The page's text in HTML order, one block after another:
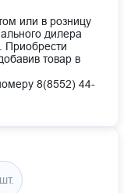
или в розницу
дилера
товар в
8(8552) 44-